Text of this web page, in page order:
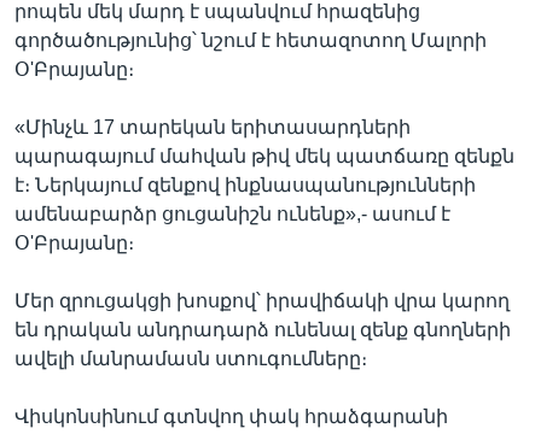
րոպեն մեկ մարդ է սպանվում հրազենից
գործածությունից՝ նշում է հետազոտող Մալորի
Օ'Բրայանը։
«Մինչև 17 տարեկան երիտասարդների
պարագայում մահվան թիվ մեկ պատճառը զենքն
է։ Ներկայում զենքով ինքնասպանությունների
ամենաբարձր ցուցանիշն ունենք»,- ասում է
Օ'Բրայանը։
Մեր զրուցակցի խոսքով՝ իրավիճակի վրա կարող
են դրական անդրադարձ ունենալ զենք գնողների
ավելի մանրամասն ստուգումները։
Վիսկոնսինում գտնվող փակ հրաձգարանի